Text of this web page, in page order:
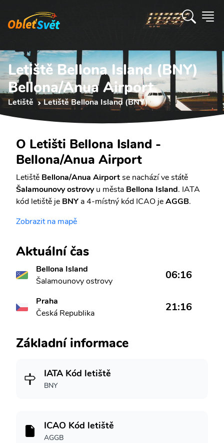
Letiště Bellona Island (BNY)
Bellona/Anua Airport
Letiště Letiště Bellona Island (BNY)
O Letišti Bellona Island -
Bellona/Anua Airport
Letiště Bellona/Anua Airportse nachází ve státě
Šalamounovy ostrovyu města Bellona Island. IATA
kód letiště je BNY a 4-místný kód ICAO jeAGGB.
Zobrazit na mapě
Aktuální čas
Bellona Island
Šalamounovy ostrovy
06:16
Praha
Česká Republika
21:16
Základní informace
IATA Kód letiště
BNY
ICAO Kód letiště
AGGB